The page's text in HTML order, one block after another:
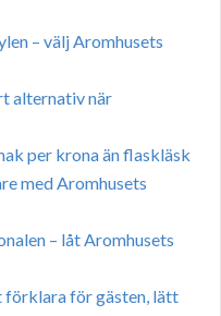
– välj Aromhusets
alternativ när
per krona än flaskläsk
med Aromhusets
– låt Aromhusets
för gästen, lätt